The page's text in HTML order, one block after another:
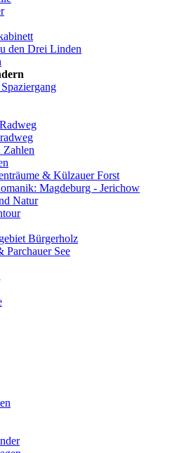
den Drei Linden
Zahlen
& Külzauer Forst
Magdeburg - Jerichow
Natur
Bürgerholz
Parchauer See